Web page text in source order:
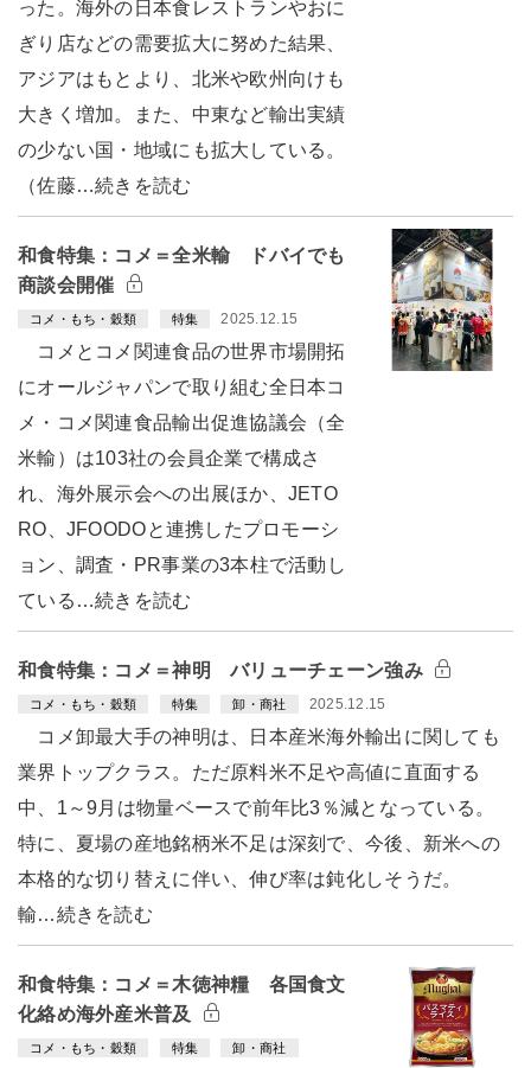
った。海外の日本食レストランやおに
ぎり店などの需要拡大に努めた結果、
アジアはもとより、北米や欧州向けも
大きく増加。また、中東など輸出実績
の少ない国・地域にも拡大している。
（佐藤…続きを読む
和食特集：コメ＝全米輸 ドバイでも
商談会開催
コメ・もち・穀類 特集 2025.12.15
コメとコメ関連食品の世界市場開拓
にオールジャパンで取り組む全日本コ
メ・コメ関連食品輸出促進協議会（全
米輸）は103社の会員企業で構成さ
れ、海外展示会への出展ほか、JETO
RO、JFOODOと連携したプロモーシ
ョン、調査・PR事業の3本柱で活動し
ている…続きを読む
和食特集：コメ＝神明 バリューチェーン強み
コメ・もち・穀類 特集 卸・商社 2025.12.15
コメ卸最大手の神明は、日本産米海外輸出に関しても
業界トップクラス。ただ原料米不足や高値に直面する
中、1～9月は物量ベースで前年比3％減となっている。
特に、夏場の産地銘柄米不足は深刻で、今後、新米への
本格的な切り替えに伴い、伸び率は鈍化しそうだ。
輸…続きを読む
和食特集：コメ＝木徳神糧 各国食文
化絡め海外産米普及
コメ・もち・穀類 特集 卸・商社